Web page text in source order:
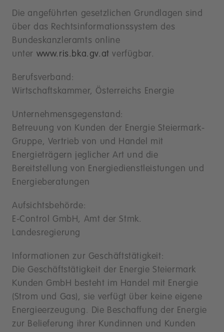
Die angeführten gesetzlichen Grundlagen sind
über das Rechtsinformationssystem des
Bundeskanzleramts online
unter www.ris.bka.gv.at verfügbar.
Berufsverband:
Wirtschaftskammer, Österreichs Energie
Unternehmensgegenstand:
Betreuung von Kunden der Energie Steiermark-
Gruppe, Vertrieb von und Handel mit
Energieträgern jeglicher Art und die
Bereitstellung von Energiedienstleistungen und
Energieberatungen
Aufsichtsbehörde:
E-Control GmbH, Amt der Stmk.
Landesregierung
Informationen zur Geschäftstätigkeit:
Die Geschäftstätigkeit der Energie Steiermark
Kunden GmbH besteht im Handel mit Energie
(Strom und Gas), sie verfügt über keine eigene
Energieerzeugung. Die Beschaffung der Energie
zur Belieferung ihrer Kundinnen und Kunden